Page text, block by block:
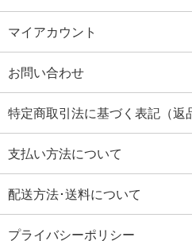
マイアカウント
お問い合わせ
特定商取引法に基づく表記（返
支払い方法について
配送方法･送料について
プライバシーポリシー